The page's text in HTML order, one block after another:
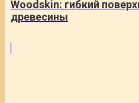
Woodskin: гибкий
древесины